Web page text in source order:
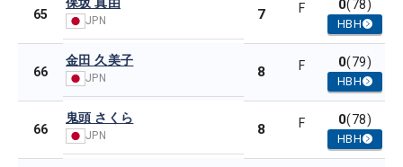
65
保坂 真由
JPN 7 F 0(78)
HBH
66
金田 久美子
JPN 8 F 0(79)
HBH
66
鬼頭 さくら
JPN 8 F 0(78)
HBH